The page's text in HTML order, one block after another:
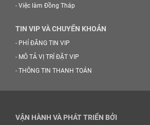
- Việc làm Đồng Tháp
TIN VIP VÀ CHUYỂN KHOẢN
- PHÍ ĐĂNG TIN VIP
- MÔ TẢ VỊ TRÍ ĐẶT VIP
- THÔNG TIN THANH TOÁN
VẬN HÀNH VÀ PHÁT TRIỂN BỞI